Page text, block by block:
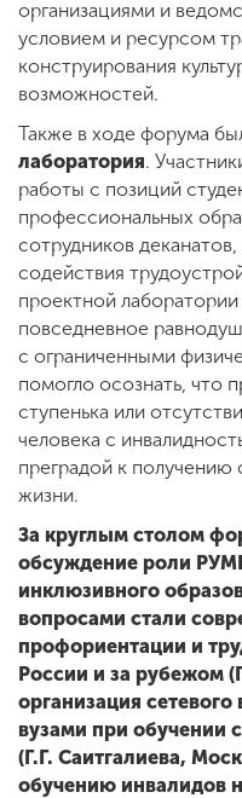
организациями и
условием и ресурсом
конструирования
возможностей.
Также в ходе форума
лаборатория.
работы с позиций
профессиональных
сотрудников
содействия
проектной
повседневное
с ограниченными
помогло осознать, что
ступенька или
человека с
преградой к получению
жизни.
За круглым столом
обсуждение роли
инклюзивного
вопросами стали
профориентации и
России и за рубежом
организация
вузами при обучении
(Г.Г. Саитгалиева,
обучению инвалидов